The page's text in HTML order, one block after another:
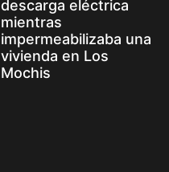
descarga eléctrica
mientras
impermeabilizaba una
vivienda en Los
Mochis